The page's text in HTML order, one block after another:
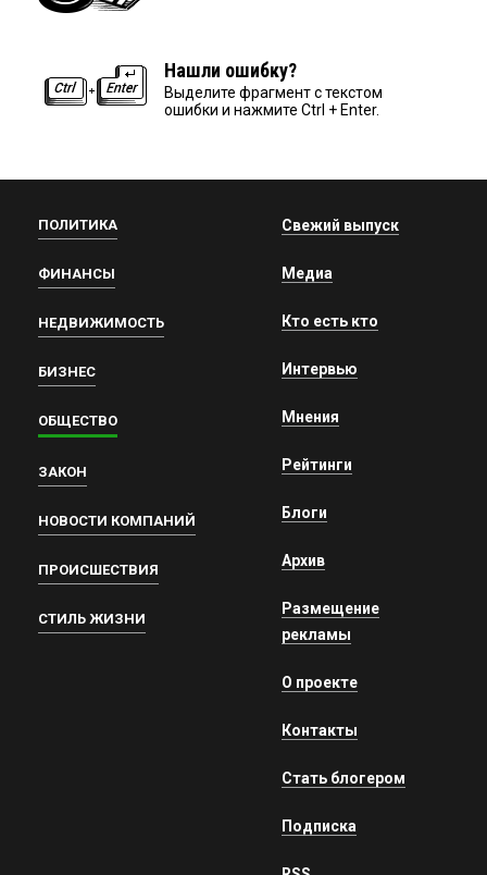
Нашли ошибку?
Выделите фрагмент с текстом
ошибки и нажмите Ctrl + Enter.
ПОЛИТИКА
ФИНАНСЫ
НЕДВИЖИМОСТЬ
БИЗНЕС
ОБЩЕСТВО
ЗАКОН
НОВОСТИ КОМПАНИЙ
ПРОИСШЕСТВИЯ
СТИЛЬ ЖИЗНИ
Свежий выпуск
Медиа
Кто есть кто
Интервью
Мнения
Рейтинги
Блоги
Архив
Размещение
рекламы
О проекте
Контакты
Стать блогером
Подписка